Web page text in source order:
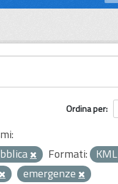
Ordina per
Formati: KML
emergenze